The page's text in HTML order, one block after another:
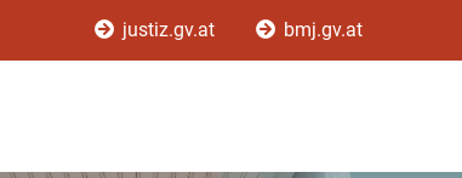
justiz.gv.at bmj.gv.at